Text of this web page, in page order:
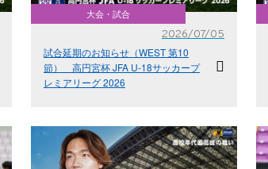
大会・試合
2026/07/05
試合延期のお知らせ（WEST 第10
節） 高円宮杯 JFA U-18サッカープ
レミアリーグ 2026